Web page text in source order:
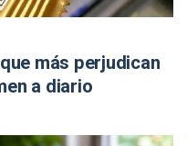
más perjudican
a diario